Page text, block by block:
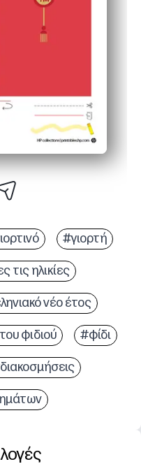
#γιορτή
τις ηλικίες
νέο έτος
φιδιού #φίδι